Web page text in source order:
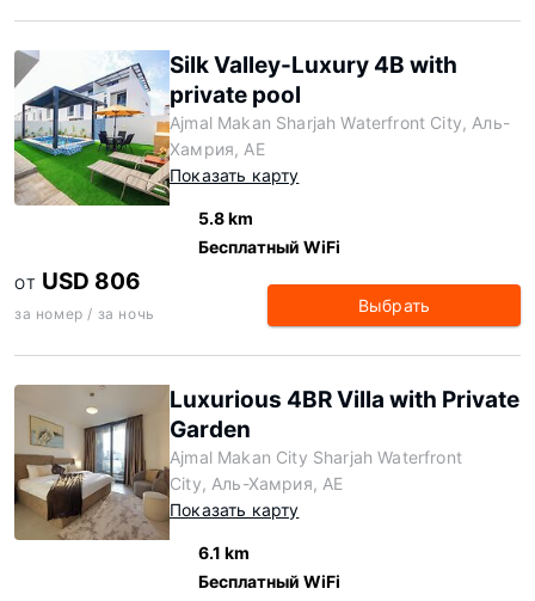
Silk Valley-Luxury 4B with
private pool
Ajmal Makan Sharjah Waterfront City, Аль-
Хамрия, AE
Показать карту
5.8 km
Бесплатный WiFi
ОТ USD 806
за номер / за ночь Выбрать
Luxurious 4BR Villa with Private
Garden
Ajmal Makan City Sharjah Waterfront
City, Аль-Хамрия, AE
Показать карту
6.1 km
Бесплатный WiFi